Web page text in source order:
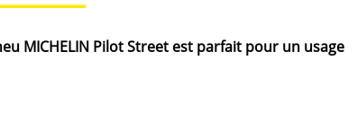
MICHELIN Pilot Street est parfait pour un usage